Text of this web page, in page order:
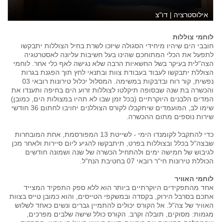
אילוסטרציה | דו"צ
לוחמי צוללות
חובבי הים שיהיו מיחידי הסגולה שיזכו לשרת בחיל הצוללות יתבקשו
לתפעל את הכלי המתוחכם שהינו בעל חשיבות עליונה לאסטרטגיה
הצה"לית בעיקר בשל החשאיות הרבה שלא נגישה לאף כלי אחר. לוחמי
הצוללת יתבקשו לעבוד בעבודת צוות ובתנאי לחץ תוך הפגנת בגרות
נפשית, קור רוח ובדבקות במשימה. המסלול יכלול טירונות רובאי 03
והכשרה בת שנה שבסופה תיקלטו לצוללות זרוע הים בחיפה ותענדו את
המדים הלבנים היוקרתיים (בכל זמן שבו לא תהיו במצולות הים, כמובן)
שימו לב, המועמדים שיתקבלו לקורס הצוללנים יחויבו לחתום 36 חודשי
שירות נוספים מתום ההכשרה.
כדי להתקבל לקומנדו הימי - לשייטת 13 המפורסמת, אחת המובחרות
שבצה"ל בכלל ובצוללות בפרט, תיתבקשו להגיע ליום סיירות ולאחר מכן
לגיבוש של חמישה ימים ולהתחיל הכשרה של שנה ושמונה חודשים
הכוללת טירונות חי"ר רובאי 07 בחטיבת הנח"ל.
לוחמי האוויר
אחד מהתפקידים היוקרתיים ביותר הוא ללא ספק התפקיד המצייד
אתכם בסרבל הירוק, בקסדה ובמשקפי הטייסים, והוא כמובן טייס בצוות
האוויר של צה"ל. אל הקורס יכולים להתמיין גברים ונשים כאחד לשלוש
מגמות: מסוקים, תובלה וקרב. הקורס כולל שישה שלבים מפרכים,